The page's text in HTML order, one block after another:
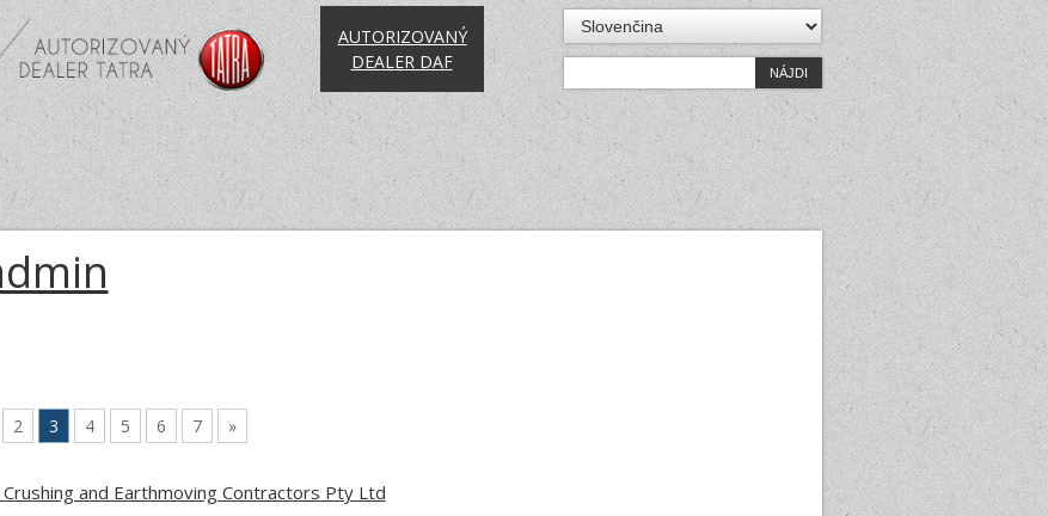
AUTORIZOVANÝ
DEALER DAF
Vyberte
jazyk
2 3 4 5 6 7 »
Crushing and Earthmoving Contractors Pty Ltd